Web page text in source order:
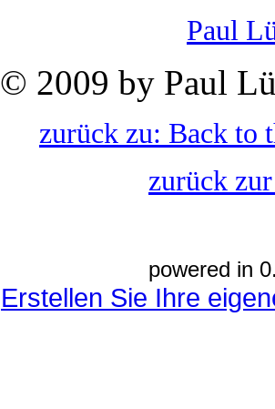
Paul
© 2009 by Paul
zurück zu: Back to
zurück
powered in
Erstellen Sie Ihre